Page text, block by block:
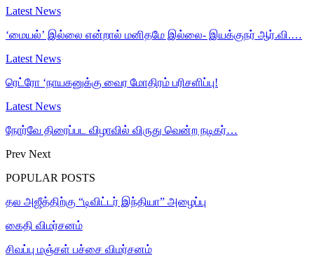
Latest News
‘மையல்’ இல்லை என்றால் மனிதமே இல்லை- இயக்குநர் ஆர்.வி.…
Latest News
ரெட்ரோ ‘நாயகனுக்கு வைர மோதிரம் பரிசளிப்பு!
Latest News
நோர்வே திரைப்பட விழாவில் விருது வென்ற நடிகர்…
Prev Next
POPULAR POSTS
தல அஜீத்திற்கு “டிவிட்டர் இந்தியா” அழைப்பு
கைதி விமர்சனம்
சிவப்பு மஞ்சள் பச்சை விமர்சனம்